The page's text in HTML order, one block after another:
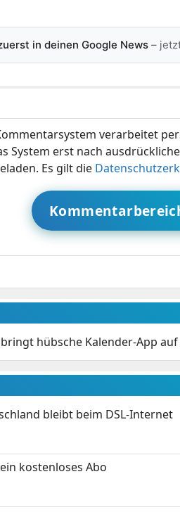
in deinen Google News–
verarbeitet
System erst nach
Es gilt die
hübsche Kalender-App
bleibt beim DSL-Internet
kostenloses Abo